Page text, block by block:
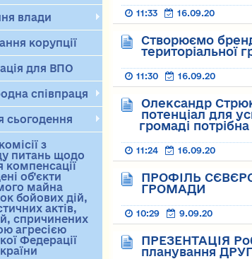
влади
корупції
для ВПО
співпраця
сьогодення
з
питань щодо
компенсації
об’єкти
майна
бойових дій,
актів,
спричинених
агресією
Федерації
11:33 16.09.20
Створюємо
територіальної
11:30 16.09.20
Олександр
потенціал для
громаді потрібна
11:24 16.09.20
ПРОФІЛЬ
ГРОМАДИ
10:29 9.09.20
ПРЕЗЕНТАЦІЯ
планування